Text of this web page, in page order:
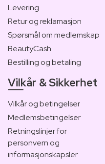
Levering
Retur og reklamasjon
Spørsmål om medlemskap
BeautyCash
Bestilling og betaling
Vilkår & Sikkerhet
Vilkår og betingelser
Medlemsbetingelser
Retningslinjer for
personvern og
informasjonskapsler